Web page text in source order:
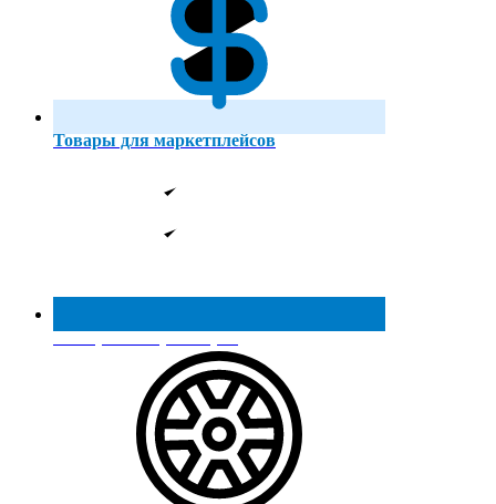
Товары для маркетплейсов
Реестр МинПромТорга